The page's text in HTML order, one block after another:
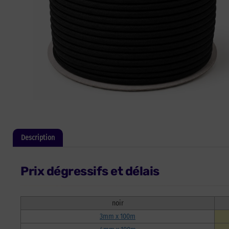
Description
Prix dégressifs et délais
noir
3mm x 100m